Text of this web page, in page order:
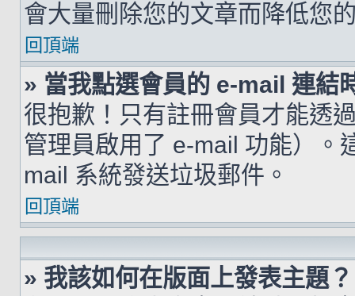
會大量刪除您的文章而降低您
回頂端
» 當我點選會員的 e-mail 連結
很抱歉！只有註冊會員才能透
管理員啟用了 e-mail 功能）。
mail 系統發送垃圾郵件。
回頂端
» 我該如何在版面上發表主題？